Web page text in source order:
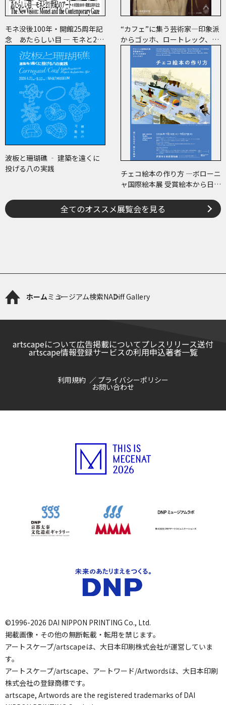
モネ没後100年・開館25周年記
念 あたらしい目 ― モネと21
世紀のアート
“カフェ”に集う芸術家―印象派
からゴッホ、ロートレック、ピ
カソまで
波板と珊瑚礁 ‐ 建築を遠くに
投げる八の実践
チェコ絵本の作り方 ―ボローニ
ャ国際絵本展 受賞絵本から日･
全てのオススメ展覧会を見る
ホームミュージアム検索NADiff Gallery
artscapeについて広告掲載についてプレスリリース送付
artscape情報登録サービスの利用申込著者一覧
利用規約 プライバシーポリシー
お問い合わせ
©1996-2026 DAI NIPPON PRINTING Co., Ltd.
掲載画像・その他の無断転載・転用を禁じます。
アートスケープ/artscapeは、大日本印刷株式会社が運営していま
す。
アートスケープ/artscape、アートワード/Artwordsは、大日本印刷
株式会社の登録商標です。
artscape, Artwords are the registered trademarks of DAI